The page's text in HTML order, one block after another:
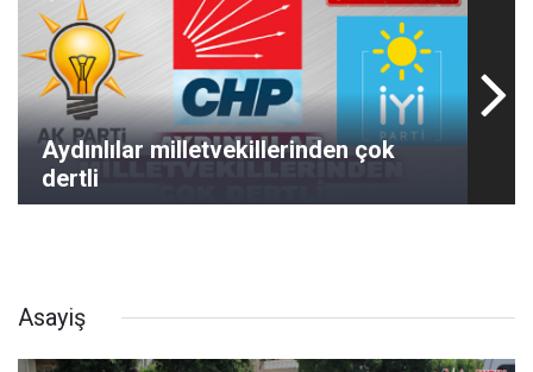
Aydınlılar milletvekillerinden çok
dertli
Asayiş